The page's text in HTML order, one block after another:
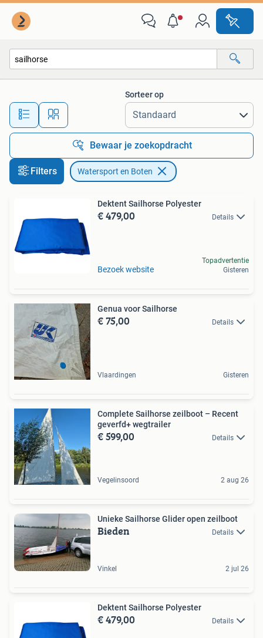
Alle afstanden…
Sorteer op
Bewaar je zoekopdracht
Filters Watersport en Boten
Dektent Sailhorse Polyester
€ 479,00 Details
Bezoek website
Topadvertentie
Gisteren
Genua voor Sailhorse
€ 75,00 Details
Vlaardingen Gisteren
Complete Sailhorse zeilboot – Recent
geverfd+ wegtrailer
€ 599,00 Details
Vegelinsoord 2 aug 26
Unieke Sailhorse Glider open zeilboot
Bieden Details
Vinkel 2 jul 26
Dektent Sailhorse Polyester
€ 479,00 Details